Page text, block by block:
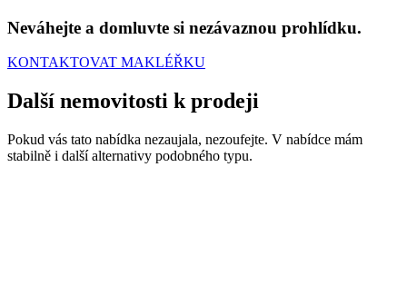
Neváhejte a domluvte si nezávaznou prohlídku.
KONTAKTOVAT MAKLÉŘKU
Další nemovitosti k prodeji
Pokud vás tato nabídka nezaujala, nezoufejte. V nabídce mám
stabilně i další alternativy podobného typu.